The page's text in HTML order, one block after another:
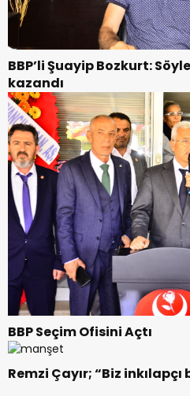
BBP’li Şuayip Bozkurt:
kazandı
BBP Seçim Ofisini Açtı
Remzi Çayır; “Biz